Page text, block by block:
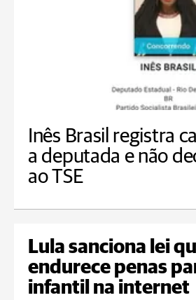
Inês Brasil registra
a deputada e não
ao TSE
Lula sanciona lei
endurece penas
infantil na internet